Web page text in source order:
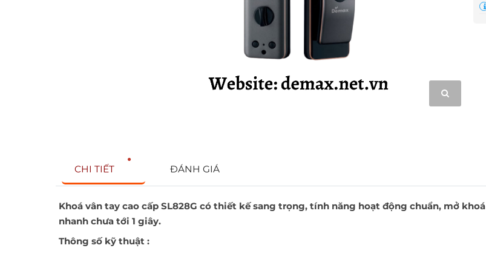
CHI TIẾT ĐÁNH GIÁ
Khoá vân tay cao cấp SL828G có thiết kế sang trọng, tính năng hoạt động chuẩn, mở khoá
nhanh chưa tới 1 giây.
Thông số kỹ thuật :